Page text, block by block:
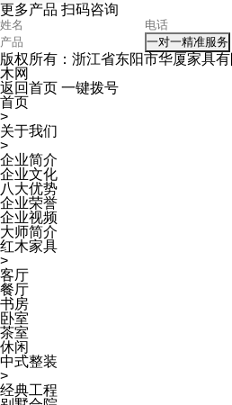
更多产品 扫码咨询
一对一精准服务
版权所有：浙江省东阳市华厦家具
木网
返回首页 一键拨号
首页
>
关于我们
>
企业简介
企业文化
八大优势
企业荣誉
企业视频
大师简介
红木家具
>
客厅
餐厅
书房
卧室
茶室
休闲
中式整装
>
经典工程